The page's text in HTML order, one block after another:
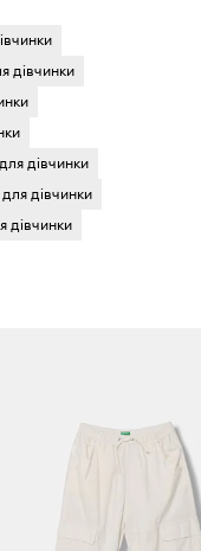
дівчинки
дівчинки
дівчинки
дівчинки